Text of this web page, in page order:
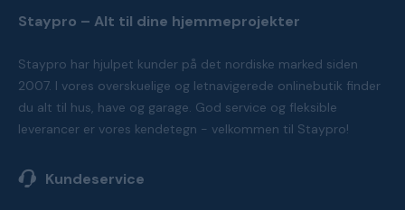
Staypro – Alt til dine hjemmeprojekter
Staypro har hjulpet kunder på det nordiske marked siden
2007. I vores overskuelige og letnavigerede onlinebutik finder
du alt til hus, have og garage. God service og fleksible
leverancer er vores kendetegn - velkommen til Staypro!
Kundeservice